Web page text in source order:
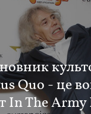
Quo - це
In The